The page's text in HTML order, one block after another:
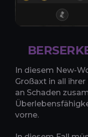
In diesem New-
Großaxt in all
an Schaden
vorne.